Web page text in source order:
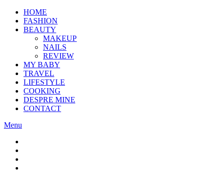
HOME
FASHION
BEAUTY
MAKEUP
NAILS
REVIEW
MY BABY
TRAVEL
LIFESTYLE
COOKING
DESPRE MINE
CONTACT
Menu